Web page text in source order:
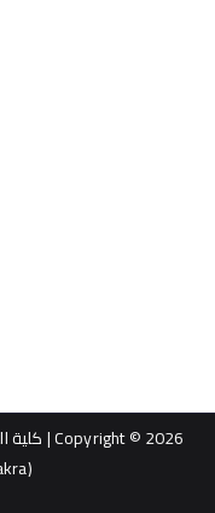
Copyright © 2026
|
(Zakra)